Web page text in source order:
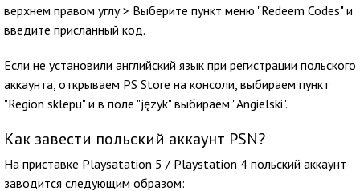
верхнем правом углу > Выберите пункт меню "Redeem Codes" и
введите присланный код.
Если не установили английский язык при регистрации польского
аккаунта, открываем PS Store на консоли, выбираем пункт
"Region sklepu" и в поле "język" выбираем "Angielski".
Как завести польский аккаунт PSN?
На приставке Playsatation 5 / Playstation 4 польский аккаунт
заводится следующим образом: